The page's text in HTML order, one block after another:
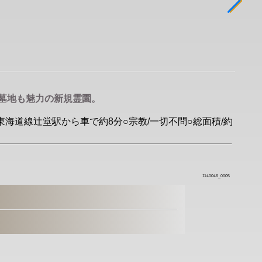
も魅力の新規霊園。
道線辻堂駅から車で約8分○宗教/一切不問○総面積/約
1140046_0005